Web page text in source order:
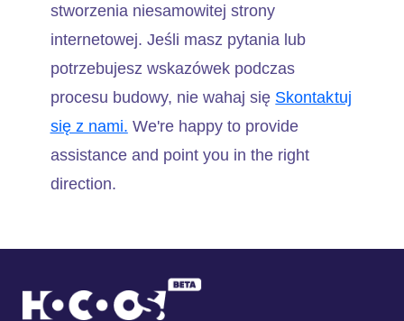
stworzenia niesamowitej strony
internetowej. Jeśli masz pytania lub
potrzebujesz wskazówek podczas
procesu budowy, nie wahaj się Skontaktuj
się z nami. We're happy to provide
assistance and point you in the right
direction.